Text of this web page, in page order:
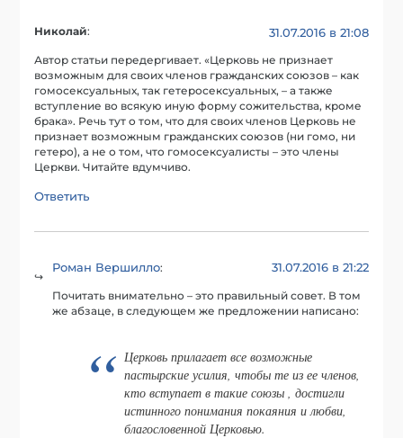
Николай: 31.07.2016 в 21:08
Автор статьи передергивает. «Церковь не признает
возможным для своих членов гражданских союзов – как
гомосексуальных, так гетеросексуальных, – а также
вступление во всякую иную форму сожительства, кроме
брака». Речь тут о том, что для своих членов Церковь не
признает возможным гражданских союзов (ни гомо, ни
гетеро), а не о том, что гомосексуалисты – это члены
Церкви. Читайте вдумчиво.
Ответить
Роман Вершилло: 31.07.2016 в 21:22
Почитать внимательно – это правильный совет. В том
же абзаце, в следующем же предложении написано:
Церковь прилагает все возможные
пастырские усилия, чтобы те из ее членов,
кто вступает в такие союзы , достигли
истинного понимания покаяния и любви,
благословенной Церковью.